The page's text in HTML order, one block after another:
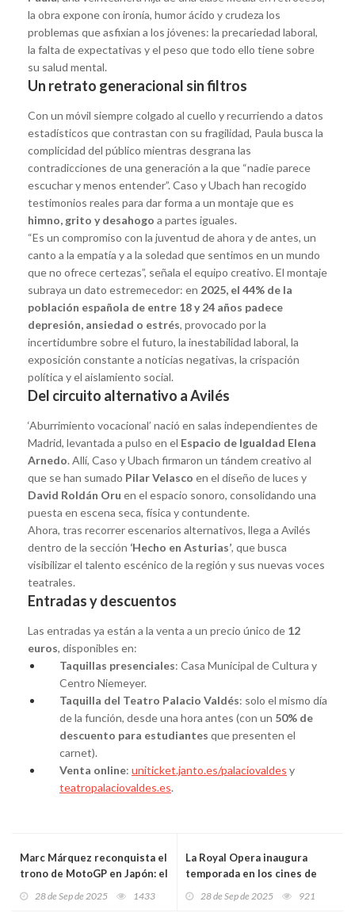
la obra expone con ironía, humor ácido y crudeza los
problemas que asfixian a los jóvenes: la precariedad laboral,
la falta de expectativas y el peso que todo ello tiene sobre
su salud mental.
Un retrato generacional sin filtros
Con un móvil siempre colgado al cuello y recurriendo a datos
estadísticos que contrastan con su fragilidad, Paula busca la
complicidad del público mientras desgrana las
contradicciones de una generación a la que “nadie parece
escuchar y menos entender”. Caso y Ubach han recogido
testimonios reales para dar forma a un montaje que es
himno, grito y desahogo a partes iguales.
“Es un compromiso con la juventud de ahora y de antes, un
canto a la empatía y a la soledad que sentimos en un mundo
que no ofrece certezas”, señala el equipo creativo. El montaje
subraya un dato estremecedor: en 2025, el 44% de la
población española de entre 18 y 24 años padece
depresión, ansiedad o estrés, provocado por la
incertidumbre sobre el futuro, la inestabilidad laboral, la
exposición constante a noticias negativas, la crispación
política y el aislamiento social.
Del circuito alternativo a Avilés
‘Aburrimiento vocacional’ nació en salas independientes de
Madrid, levantada a pulso en el Espacio de Igualdad Elena
Arnedo. Allí, Caso y Ubach firmaron un tándem creativo al
que se han sumado Pilar Velasco en el diseño de luces y
David Roldán Oru en el espacio sonoro, consolidando una
puesta en escena seca, física y contundente.
Ahora, tras recorrer escenarios alternativos, llega a Avilés
dentro de la sección ‘Hecho en Asturias’, que busca
visibilizar el talento escénico de la región y sus nuevas voces
teatrales.
Entradas y descuentos
Las entradas ya están a la venta a un precio único de 12
euros, disponibles en:
Taquillas presenciales: Casa Municipal de Cultura y
Centro Niemeyer.
Taquilla del Teatro Palacio Valdés: solo el mismo día
de la función, desde una hora antes (con un 50% de
descuento para estudiantes que presenten el
carnet).
Venta online: uniticket.janto.es/palaciovaldes y
teatropalaciovaldes.es.
Marc Márquez reconquista el
trono de MotoGP en Japón: el
28 de Sep de 2025 1433
La Royal Opera inaugura
temporada en los cines de
impactante ‘Tosca’
28 de Sep de 2025 921